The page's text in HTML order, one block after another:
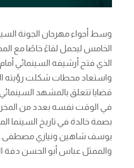
وسط أجواء مهرجان الجونة
الخامس ليحمل لقاءً خاصًا مع
الذي فتح أرشيفه السينمائي
واستعاد محطات شكلت رؤيته
قضايا تتعلق بالمشهد السينمائي
في الوقت نفسه بعدد من
بصمة خالدة في تاريخ السينما
يوسف شاهين ونيازي مصطفى.
والممثل عباس أبو الحسن دفة